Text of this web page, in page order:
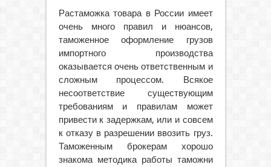
Растаможка товара в России имеет
очень много правил и нюансов,
таможенное оформление грузов
импортного производства
оказывается очень ответственным и
сложным процессом. Всякое
несоответствие существующим
требованиям и правилам может
привести к задержкам, или и совсем
к отказу в разрешении ввозить груз.
Таможенным брокерам хорошо
знакома методика работы таможни